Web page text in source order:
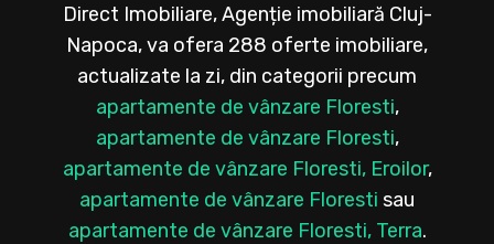
Direct Imobiliare, Agenție imobiliară Cluj-
Napoca, va ofera 288 oferte imobiliare,
actualizate la zi, din categorii precum
apartamente de vânzare Floresti,
apartamente de vânzare Floresti,
apartamente de vânzare Floresti, Eroilor,
apartamente de vânzare Floresti sau
apartamente de vânzare Floresti, Terra.